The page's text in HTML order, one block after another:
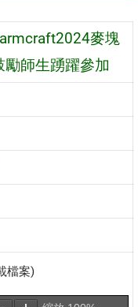
麥塊
師生踴躍參加
檔案)